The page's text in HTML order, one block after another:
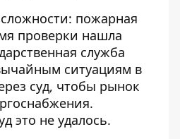
пожарная
проверки нашла
служба
ситуациям в
суд, чтобы рынок
это не удалось.